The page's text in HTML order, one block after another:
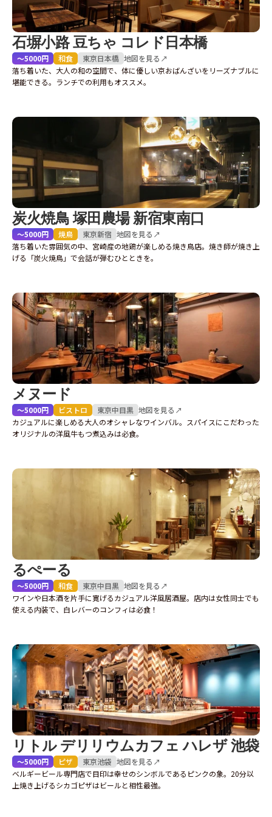
石塀小路 豆ちゃ コレド日本橋
〜5000円 和食 東京日本橋 地図を見る↗
落ち着いた、大人の和の空間で、体に優しい京おばんざいをリーズナブルに
堪能できる。ランチでの利用もオススメ。
炭火焼鳥 塚田農場 新宿東南口
〜5000円 焼鳥 東京新宿 地図を見る↗
落ち着いた雰囲気の中、宮崎産の地鶏が楽しめる焼き鳥店。焼き師が焼き上
げる「炭火焼鳥」で会話が弾むひとときを。
メヌード
〜5000円 ビストロ 東京中目黒 地図を見る↗
カジュアルに楽しめる大人のオシャレなワインバル。スパイスにこだわった
オリジナルの洋風牛もつ煮込みは必食。
るぺーる
〜5000円 和食 東京中目黒 地図を見る↗
ワインや日本酒を片手に寛げるカジュアル洋風居酒屋。店内は女性同士でも
使える内装で、白レバーのコンフィは必食！
リトル デリリウムカフェ ハレザ 池袋
〜5000円 ピザ 東京池袋 地図を見る↗
ベルギービール専門店で目印は幸せのシンボルであるピンクの象。20分以
上焼き上げるシカゴピザはビールと相性最強。